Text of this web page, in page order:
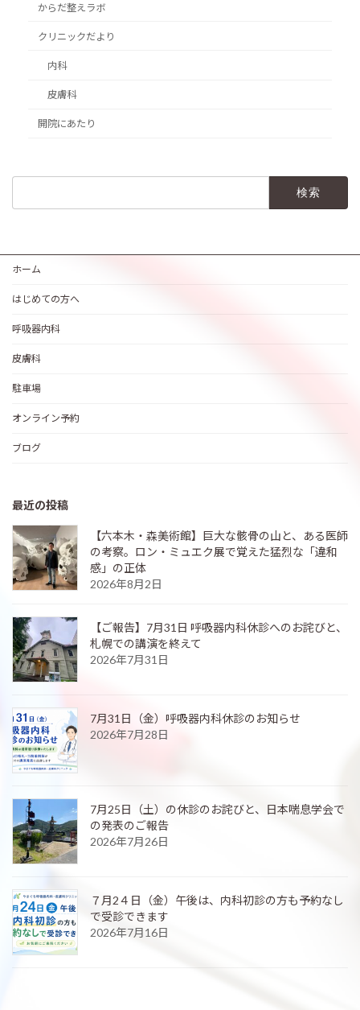
からだ整えラボ
クリニックだより
内科
皮膚科
開院にあたり
ホーム
はじめての方へ
呼吸器内科
皮膚科
駐車場
オンライン予約
ブログ
最近の投稿
【六本木・森美術館】巨大な骸骨の山と、ある医師
の考察。ロン・ミュエク展で覚えた猛烈な「違和
感」の正体
2026年8月2日
【ご報告】7月31日 呼吸器内科休診へのお詫びと、
札幌での講演を終えて
2026年7月31日
7月31日（金）呼吸器内科休診のお知らせ
2026年7月28日
7月25日（土）の休診のお詫びと、日本喘息学会で
の発表のご報告
2026年7月26日
７月2４日（金）午後は、内科初診の方も予約なし
で受診できます
2026年7月16日